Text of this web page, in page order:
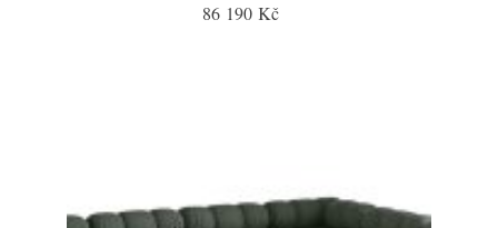
86 190 Kč